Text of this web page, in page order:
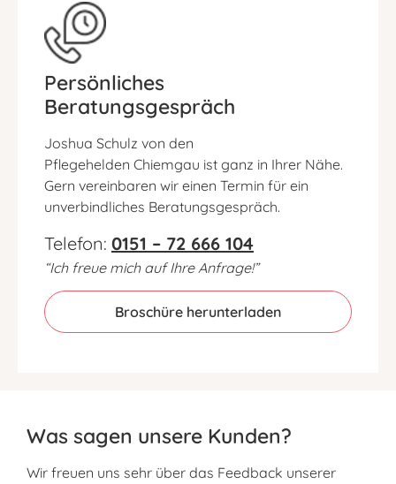
Persönliches
Beratungsgespräch
Joshua Schulz von den
Pflegehelden Chiemgau ist ganz in Ihrer Nähe.
Gern vereinbaren wir einen Termin für ein
unverbindliches Beratungsgespräch.
Telefon: 0151 – 72 666 104
“Ich freue mich auf Ihre Anfrage!”
Broschüre herunterladen
Was sagen unsere Kunden?
Wir freuen uns sehr über das Feedback unserer